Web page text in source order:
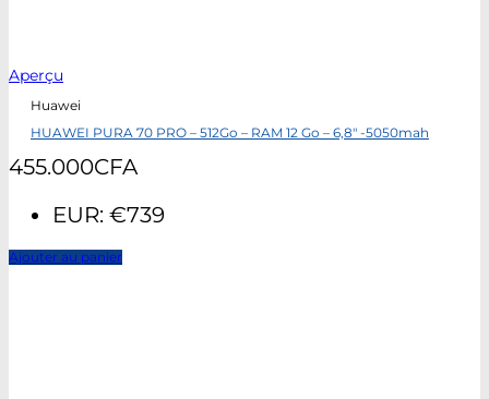
Aperçu
Huawei
HUAWEI PURA 70 PRO – 512Go – RAM 12 Go – 6,8″ -5050mah
455.000CFA
EUR: €739
Ajouter au panier